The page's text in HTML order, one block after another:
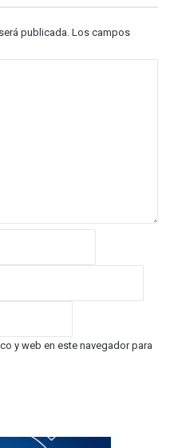
publicada. Los campos
y web en este navegador para